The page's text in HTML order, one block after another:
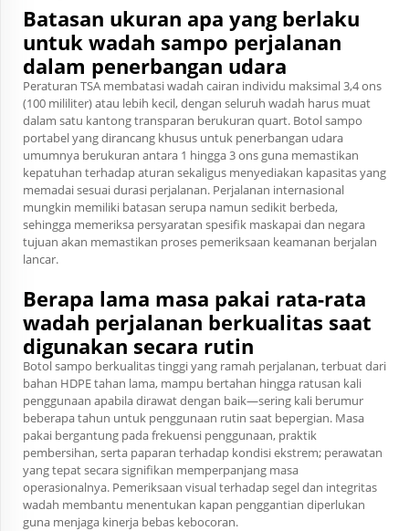
Batasan ukuran apa yang berlaku
untuk wadah sampo perjalanan
dalam penerbangan udara
Peraturan TSA membatasi wadah cairan individu maksimal 3,4 ons
(100 mililiter) atau lebih kecil, dengan seluruh wadah harus muat
dalam satu kantong transparan berukuran quart. Botol sampo
portabel yang dirancang khusus untuk penerbangan udara
umumnya berukuran antara 1 hingga 3 ons guna memastikan
kepatuhan terhadap aturan sekaligus menyediakan kapasitas yang
memadai sesuai durasi perjalanan. Perjalanan internasional
mungkin memiliki batasan serupa namun sedikit berbeda,
sehingga memeriksa persyaratan spesifik maskapai dan negara
tujuan akan memastikan proses pemeriksaan keamanan berjalan
lancar.
Berapa lama masa pakai rata-rata
wadah perjalanan berkualitas saat
digunakan secara rutin
Botol sampo berkualitas tinggi yang ramah perjalanan, terbuat dari
bahan HDPE tahan lama, mampu bertahan hingga ratusan kali
penggunaan apabila dirawat dengan baik—sering kali berumur
beberapa tahun untuk penggunaan rutin saat bepergian. Masa
pakai bergantung pada frekuensi penggunaan, praktik
pembersihan, serta paparan terhadap kondisi ekstrem; perawatan
yang tepat secara signifikan memperpanjang masa
operasionalnya. Pemeriksaan visual terhadap segel dan integritas
wadah membantu menentukan kapan penggantian diperlukan
guna menjaga kinerja bebas kebocoran.